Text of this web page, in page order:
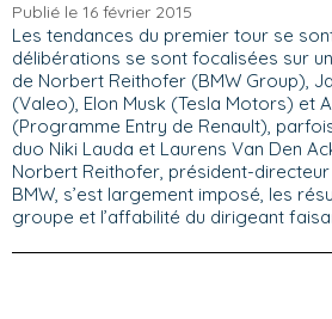
Publié le 16 février 2015
Les tendances du premier tour se
délibérations se sont focalisées sur
de Norbert Reithofer (BMW Group),
(Valeo), Elon Musk (Tesla Motors) et
(Programme Entry de Renault),
duo Niki Lauda et Laurens Van Den
Norbert Reithofer, président-
BMW, s’est largement imposé, les
groupe et l’affabilité du dirigeant